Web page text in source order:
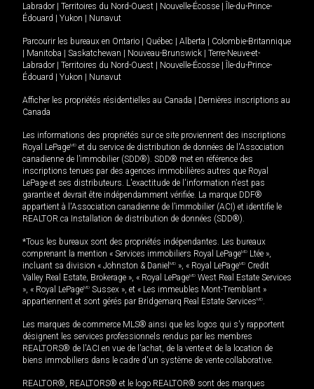
Labrador | Territoires du Nord-Ouest | Nouvelle-Écosse | Île-du-Prince-
Édouard | Yukon | Nunavut
Parcourir les bureaux en Ontario | Québec | Alberta | Colombie-Britannique
| Manitoba | Saskatchewan | Nouveau-Brunswick | Terre-Neuve-et-
Labrador | Territoires du Nord-Ouest | Nouvelle-Écosse | Île-du-Prince-
Édouard | Yukon | Nunavut
Afficher les propriétés résidentielles au Canada | Dernières inscriptions au
Canada
Les informations des propriétés sur ce site proviennent des inscriptions
Royal LePageMD et du service de distribution de données de l'Association
canadienne de l’immobilier (SDD®). SDD® met en référence des
inscriptions tenues par des agences immobilières autres que Royal
LePage et ses distributeurs. L'exactitude de l'information n'est pas
garantie et devrait être indépendamment vérifiée. La marque DDF®
appartient à l'Association canadienne de l’immobilier (ACI) et identifie le
REALTOR.ca Installation de distribution de données (SDD®).
*Tous les bureaux sont des propriétés indépendantes. Les bureaux
comprenant la mention « Services immobiliers Royal LePageMD Ltée »,
incluant sa division « Johnston & Daniel MD », « Royal LePageMD Credit
Valley Real Estate, Brokerage », « Royal LePageMD West Real Estate Services
», « Royal LePageMD Sussex », et « Les immeubles Mont-Tremblant »
appartiennent et sont gérés par Bridgemarq Real Estate ServicesMD
Les marques de commerce MLS® ainsi que les logos qui s'y rapportent
désignent les services professionnels rendus par les membres
REALTORS® de l'ACI en vue de l'achat, de la vente et de la location de
biens immobiliers dans le cadre d'un système de vente collaborative.
REALTOR®, REALTORS® et le logo REALTOR® sont des marques